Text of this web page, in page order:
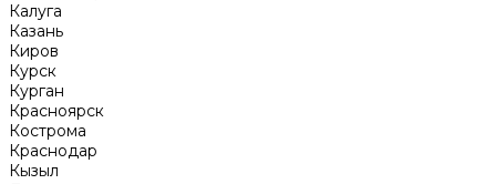
Калуга
Казань
Киров
Курск
Курган
Красноярск
Кострома
Краснодар
Кызыл